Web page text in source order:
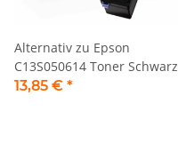
Alternativ zu Epson
C13S050614 Toner Schwarz
13,85 € *